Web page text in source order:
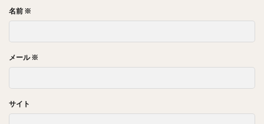
名前 ※
メール※
サイト